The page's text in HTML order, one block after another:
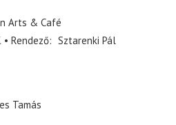
Arts & Café
Rendező
Sztarenki Pál
Tamás